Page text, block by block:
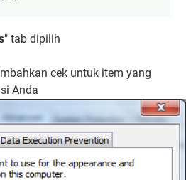
" tab dipilih
cek untuk item yang
Anda